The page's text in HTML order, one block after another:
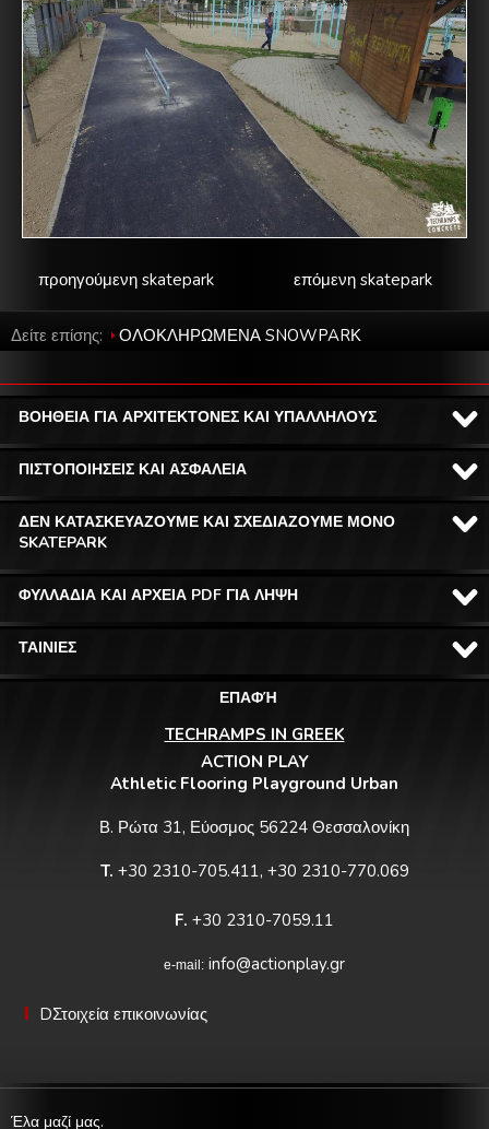
επόμενη skatepark
προηγούμενη skatepark
Δείτε επίσης: ΟΛΟΚΛΗΡΩΜΕΝΑ SNOWPARΚ
ΒΟΗΘΕΙΑ ΓΙΑ ΑΡΧΙΤΕΚΤΟΝΕΣ ΚΑΙ ΥΠΑΛΛΗΛΟΥΣ
ΠΙΣΤΟΠΟΙΗΣΕΙΣ ΚΑΙ ΑΣΦΑΛΕΙΑ
ΔΕΝ ΚΑΤΑΣΚΕΥΑΖΟΥΜΕ ΚΑΙ ΣΧΕΔΙΑΖΟΥΜΕ ΜΟΝΟ
SKATEPARK
ΦΥΛΛΑΔΙΑ ΚΑΙ ΑΡΧΕΙΑ PDF ΓΙΑ ΛΗΨΗ
ΤΑΙΝΙΕΣ
ΕΠΑΦΉ
TECHRAMPS IN GREEK
ACTION PLAY
Athletic Flooring Playground Urban
Β. Ρώτα 31, Εύοσμος 56224 Θεσσαλονίκη
T. +30 2310-705.411, +30 2310-770.069
F. +30 2310-7059.11
e-mail: info@actionplay.gr
DΣτοιχεία επικοινωνίας
Έλα μαζί μας.